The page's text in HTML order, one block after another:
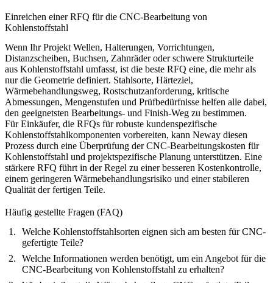
Einreichen einer RFQ für die CNC-Bearbeitung von
Kohlenstoffstahl
Wenn Ihr Projekt Wellen, Halterungen, Vorrichtungen,
Distanzscheiben, Buchsen, Zahnräder oder schwere Strukturteile
aus Kohlenstoffstahl umfasst, ist die beste RFQ eine, die mehr als
nur die Geometrie definiert. Stahlsorte, Härteziel,
Wärmebehandlungsweg, Rostschutzanforderung, kritische
Abmessungen, Mengenstufen und Prüfbedürfnisse helfen alle dabei,
den geeignetsten Bearbeitungs- und Finish-Weg zu bestimmen.
Für Einkäufer, die RFQs für robuste kundenspezifische
Kohlenstoffstahlkomponenten vorbereiten, kann Neway diesen
Prozess durch eine Überprüfung derCNC-Bearbeitungskosten für
Kohlenstoffstahl und projektspezifische Planung unterstützen. Eine
stärkere RFQ führt in der Regel zu einer besseren Kostenkontrolle,
einem geringeren Wärmebehandlungsrisiko und einer stabileren
Qualität der fertigen Teile.
Häufig gestellte Fragen (FAQ)
Welche Kohlenstoffstahlsorten eignen sich am besten für CNC-
gefertigte Teile?
Welche Informationen werden benötigt, um ein Angebot für die
CNC-Bearbeitung von Kohlenstoffstahl zu erhalten?